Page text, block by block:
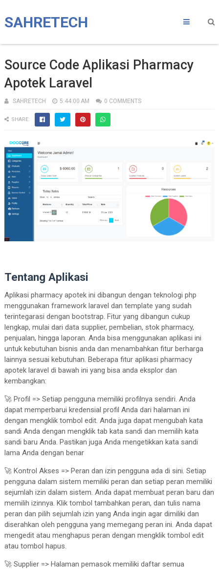
SAHRETECH
Source Code Aplikasi Pharmacy
Apotek Laravel
SAHRETECH 5:44:00 AM 0 COMMENTS
SHARE:
Tentang Aplikasi
Aplikasi pharmacy apotek ini dibangun dengan teknologi php
menggunakan framework laravel dan template yang sudah
terintegarasi dengan bootstrap. Fitur yang dibangun cukup
lengkap, mulai dari data supplier, pembelian, stok pharmacy,
penjualan, hingga laporan. Anda bisa menggunakan aplikasi ini
untuk kebutuhan bisnis anda dan menambahkan fitur berharga
lainnya sesuai kebutuhan. Beberapa fitur aplikasi pharmacy
apotek laravel di bawah ini yang bisa anda eksplor dan
kembangkan:
🚀 Profil => Setiap pengguna memiliki profilnya sendiri. Anda
dapat memperbarui kredensial profil Anda dari halaman ini
dengan mengklik tombol edit. Anda juga dapat mengubah kata
sandi Anda dengan mengklik tab kata sandi dan memilih kata
sandi baru Anda. Pastikan juga Anda mengetikkan kata sandi
lama Anda dengan benar
🚀 Kontrol Akses => Peran dan izin pengguna ada di sini. Setiap
pengguna dalam sistem memiliki peran dan setiap peran memiliki
sejumlah izin dalam sistem. Anda dapat membuat peran baru dan
memilih izinnya. Klik tombol tambahkan peran, dan tulis nama
peran dan pilih sejumlah izin yang Anda ingin agar dimiliki dan
diserahkan oleh pengguna yang memegang peran ini. Anda dapat
mengedit atau menghapus peran dengan mengklik tombol edit
atau tombol hapus.
🚀 Supplier => Halaman pemasok memiliki daftar semua